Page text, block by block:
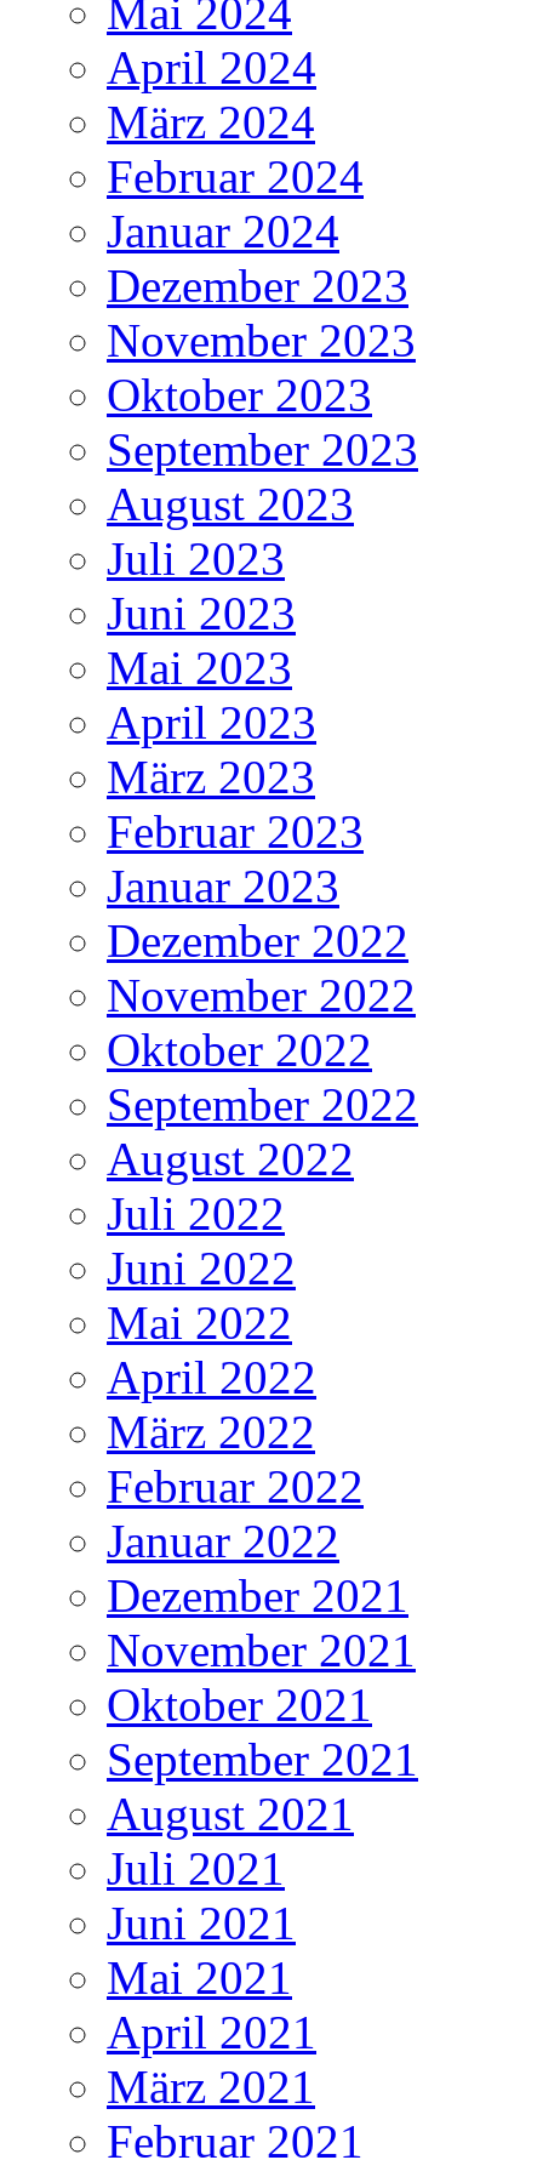
Mai 2024
April 2024
März 2024
Februar 2024
Januar 2024
Dezember 2023
November 2023
Oktober 2023
September 2023
August 2023
Juli 2023
Juni 2023
Mai 2023
April 2023
März 2023
Februar 2023
Januar 2023
Dezember 2022
November 2022
Oktober 2022
September 2022
August 2022
Juli 2022
Juni 2022
Mai 2022
April 2022
März 2022
Februar 2022
Januar 2022
Dezember 2021
November 2021
Oktober 2021
September 2021
August 2021
Juli 2021
Juni 2021
Mai 2021
April 2021
März 2021
Februar 2021